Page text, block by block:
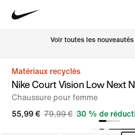
Voir toutes les nouveautés
Matériaux recyclés
Nike Court Vision Low Next
Chaussure pour femme
55,99 € 79,99 € 30 % de